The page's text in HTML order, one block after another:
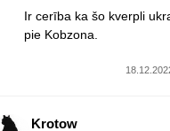
Ir cerība ka šo kverpli
pie Kobzona.
Krotow